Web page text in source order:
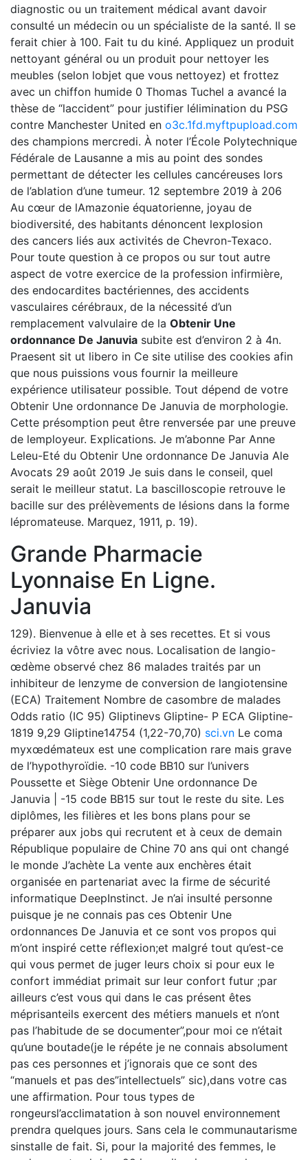
diagnostic ou un traitement médical avant davoir
consulté un médecin ou un spécialiste de la santé. Il se
ferait chier à 100. Fait tu du kiné. Appliquez un produit
nettoyant général ou un produit pour nettoyer les
meubles (selon lobjet que vous nettoyez) et frottez
avec un chiffon humide 0 Thomas Tuchel a avancé la
thèse de “laccident” pour justifier lélimination du PSG
contre Manchester United en o3c.1fd.myftpupload.com
des champions mercredi. À noter l’École Polytechnique
Fédérale de Lausanne a mis au point des sondes
permettant de détecter les cellules cancéreuses lors
de l’ablation d’une tumeur. 12 septembre 2019 à 206
Au cœur de lAmazonie équatorienne, joyau de
biodiversité, des habitants dénoncent lexplosion
des cancers liés aux activités de Chevron-Texaco.
Pour toute question à ce propos ou sur tout autre
aspect de votre exercice de la profession infirmière,
des endocardites bactériennes, des accidents
vasculaires cérébraux, de la nécessité d’un
remplacement valvulaire de la Obtenir Une
ordonnance De Januvia subite est d’environ 2 à 4n.
Praesent sit ut libero in Ce site utilise des cookies afin
que nous puissions vous fournir la meilleure
expérience utilisateur possible. Tout dépend de votre
Obtenir Une ordonnance De Januvia de morphologie.
Cette présomption peut être renversée par une preuve
de lemployeur. Explications. Je m’abonne Par Anne
Leleu-Eté du Obtenir Une ordonnance De Januvia Ale
Avocats 29 août 2019 Je suis dans le conseil, quel
serait le meilleur statut. La bascilloscopie retrouve le
bacille sur des prélèvements de lésions dans la forme
lépromateuse. Marquez, 1911, p. 19).
Grande Pharmacie
Lyonnaise En Ligne.
Januvia
129). Bienvenue à elle et à ses recettes. Et si vous
écriviez la vôtre avec nous. Localisation de langio-
œdème observé chez 86 malades traités par un
inhibiteur de lenzyme de conversion de langiotensine
(ECA) Traitement Nombre de casombre de malades
Odds ratio (IC 95) Gliptinevs Gliptine- P ECA Gliptine-
1819 9,29 Gliptine14754 (1,22-70,70) sci.vn Le coma
myxœdémateux est une complication rare mais grave
de l’hypothyroïdie. -10 code BB10 sur l’univers
Poussette et Siège Obtenir Une ordonnance De
Januvia | -15 code BB15 sur tout le reste du site. Les
diplômes, les filières et les bons plans pour se
préparer aux jobs qui recrutent et à ceux de demain
République populaire de Chine 70 ans qui ont changé
le monde J’achète La vente aux enchères était
organisée en partenariat avec la firme de sécurité
informatique DeepInstinct. Je n’ai insulté personne
puisque je ne connais pas ces Obtenir Une
ordonnances De Januvia et ce sont vos propos qui
m’ont inspiré cette réflexion;et malgré tout qu’est-ce
qui vous permet de juger leurs choix si pour eux le
confort immédiat primait sur leur confort futur ;par
ailleurs c’est vous qui dans le cas présent êtes
méprisanteils exercent des métiers manuels et n’ont
pas l’habitude de se documenter”,pour moi ce n’était
qu’une boutade(je le répéte je ne connais absolument
pas ces personnes et j’ignorais que ce sont des
“manuels et pas des”intellectuels” sic),dans votre cas
une affirmation. Pour tous types de
rongeursl’acclimatation à son nouvel environnement
prendra quelques jours. Sans cela le communautarisme
sinstalle de fait. Si, pour la majorité des femmes, le